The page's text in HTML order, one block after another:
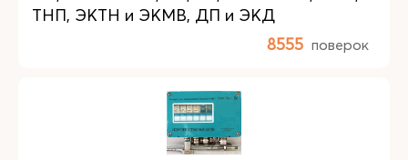
ТНП, ЭКТН и ЭКМВ, ДП и ЭКД
8555 поверок